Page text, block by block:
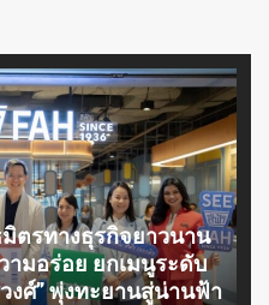
ขับเคลื่อนอุตสาหกรรมไทย หนุน
ก้าวกระโดด โตไปด้วยกัน สู่
INDUSTRY
. เดินหน้าหนุน MONEY EXPO
Bangkok เข้าถึงแหล่งทุน
น เสริมสร้างโอกาสทางการ
แก่ผู้ประกอบการ SME
มิตรทางธุรกิจยาวนาน
ามอร่อย ยกเมนูระดับ
งศ์” พุ่งทะยานสู่น่านฟ้า